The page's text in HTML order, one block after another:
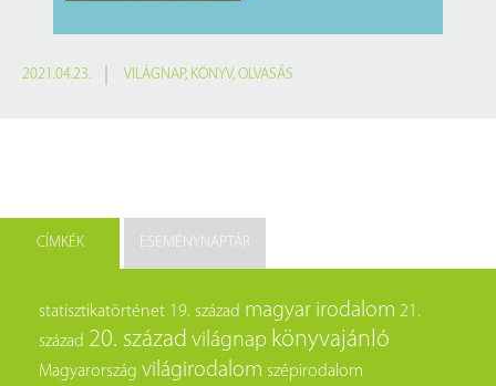
2021.04.23. VILÁGNAP, KÖNYV, OLVASÁS
CÍMKÉK ESEMÉNYNAPTÁR
statisztikatörténet 19. század magyar irodalom 21.
század 20. század világnap könyvajánló
Magyarország világirodalom szépirodalom